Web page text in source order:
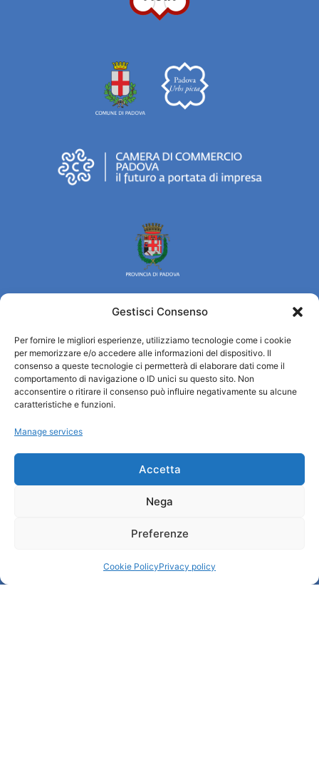
Gestisci Consenso
Per fornire le migliori esperienze, utilizziamo tecnologie come i cookie
per memorizzare e/o accedere alle informazioni del dispositivo. Il
consenso a queste tecnologie ci permetterà di elaborare dati come il
comportamento di navigazione o ID unici su questo sito. Non
acconsentire o ritirare il consenso può influire negativamente su alcune
caratteristiche e funzioni.
Manage services
Accetta
Nega
Preferenze
Cookie PolicyPrivacy policy
Turismo Padova
Qui sommes-nous ?
Information et accueil des tourist / IAT
Privacy policy
Credits
Administration transparente
Accueil et informations utiles
Télécharger les brochures